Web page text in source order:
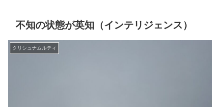
不知の状態が英知（インテリジェンス）
クリシュナムルティ